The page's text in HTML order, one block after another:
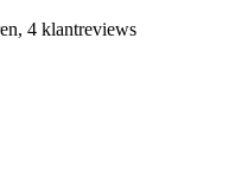
4 klantreviews